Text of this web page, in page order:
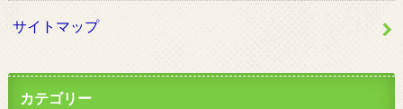
サイトマップ
カテゴリー